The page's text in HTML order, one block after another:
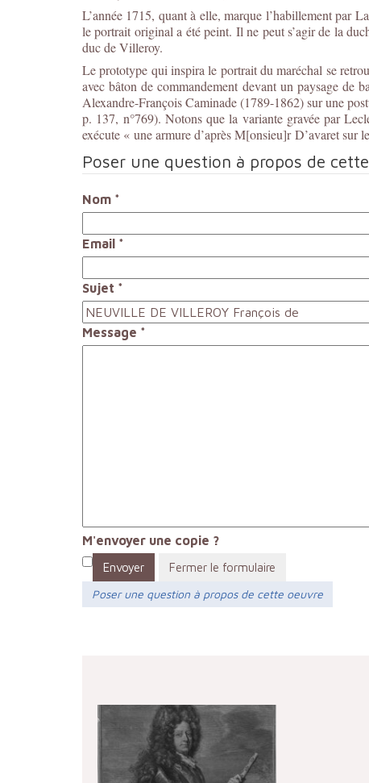
L’année 1715, quant à elle, marque l’habillement par
le portrait original a été peint. Il ne peut s’agir de la
duc de Villeroy.
Le prototype qui inspira le portrait du maréchal se
avec bâton de commandement devant un paysage de
Alexandre-François Caminade (1789-1862) sur une
p. 137, n°769). Notons que la variante gravée par
exécute « une armure d’après M[onsieu]r D’avaret
Poser une question à propos de
Nom *
Email *
Sujet *
Message *
M'envoyer une copie ?
Envoyer
Fermer le formulaire
Poser une question à propos de cette oeuvre